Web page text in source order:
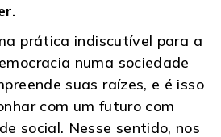
prática indiscutível para a
numa sociedade
suas raízes, e é isso
com um futuro com
social. Nesse sentido, nos